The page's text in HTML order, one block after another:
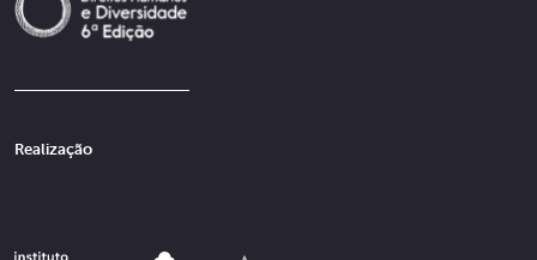
Realização